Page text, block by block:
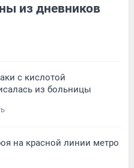
из дневников
с кислотой
из больницы
на красной линии метро